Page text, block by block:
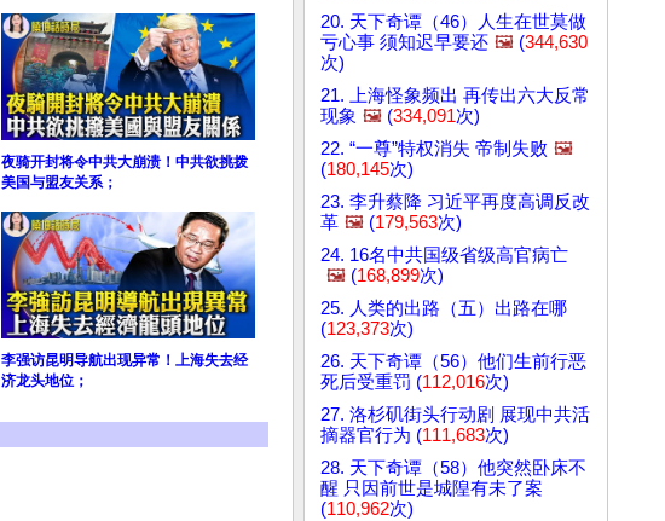
夜骑开封将令中共大崩溃！中共欲挑拨
美国与盟友关系；
李强访昆明导航出现异常！上海失去经
济龙头地位；
20. 天下奇谭（46）人生在世莫做
亏心事 须知迟早要还 🖼️ (344,630
次)
21. 上海怪象频出 再传出六大反常
现象 🖼️ (334,091次)
22. “一尊”特权消失 帝制失败 🖼️
(180,145次)
23. 李升蔡降 习近平再度高调反改
革 🖼️ (179,563次)
24. 16名中共国级省级高官病亡
🖼️ (168,899次)
25. 人类的出路（五）出路在哪
(123,373次)
26. 天下奇谭（56）他们生前行恶
死后受重罚 (112,016次)
27. 洛杉矶街头行动剧 展现中共活
摘器官行为 (111,683次)
28. 天下奇谭（58）他突然卧床不
醒 只因前世是城隍有未了案
(110,962次)